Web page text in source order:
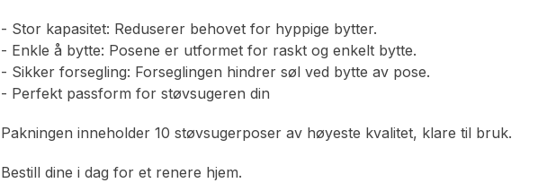
- Stor kapasitet: Reduserer behovet for hyppige bytter.
- Enkle å bytte: Posene er utformet for raskt og enkelt bytte.
- Sikker forsegling: Forseglingen hindrer søl ved bytte av pose.
- Perfekt passform for støvsugeren din
Pakningen inneholder 10 støvsugerposer av høyeste kvalitet, klare til bruk.
Bestill dine i dag for et renere hjem.